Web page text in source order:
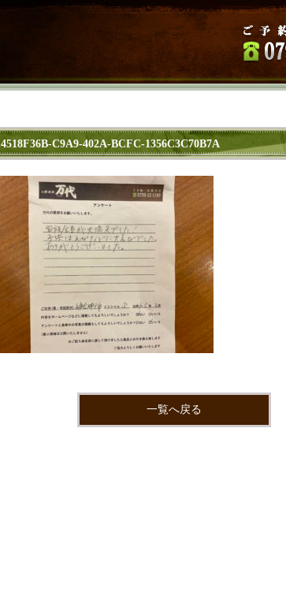
4518F36B-C9A9-402A-BCFC-1356C3C70B7A
一覧へ戻る